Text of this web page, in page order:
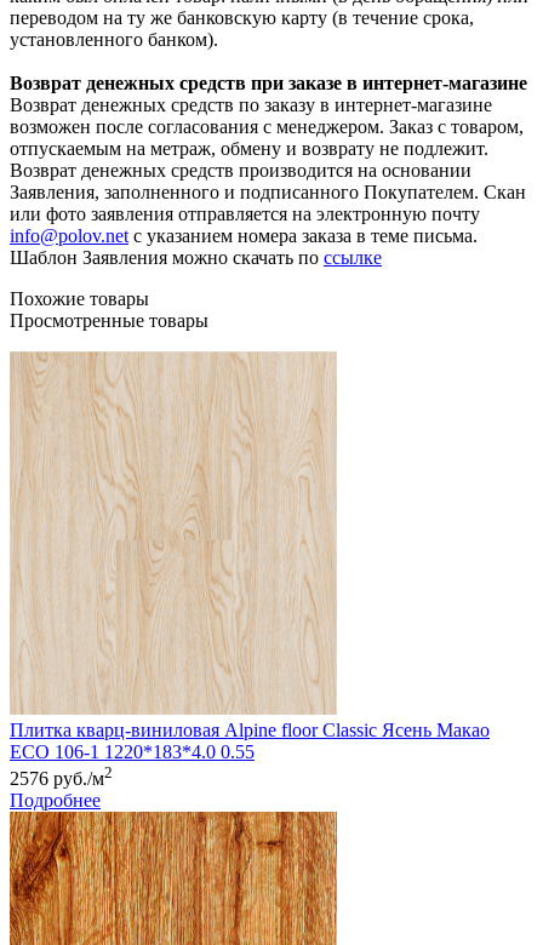
переводом на ту же банковскую карту (в течение срока,
установленного банком).
Возврат денежных средств при заказе в интернет-магазине
Возврат денежных средств по заказу в интернет-магазине
возможен после согласования с менеджером. Заказ с товаром,
отпускаемым на метраж, обмену и возврату не подлежит.
Возврат денежных средств производится на основании
Заявления, заполненного и подписанного Покупателем. Скан
или фото заявления отправляется на электронную почту
info@polov.net с указанием номера заказа в теме письма.
Шаблон Заявления можно скачать по ссылке
Похожие товары
Просмотренные товары
Плитка кварц-виниловая Alpine floor Classic Ясень Макао
ЕСО 106-1 1220*183*4.0 0.55
2576 руб./м2
Подробнее